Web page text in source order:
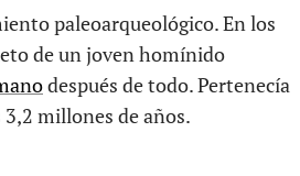
paleoarqueológico. En los
de un joven homínido
después de todo. Pertenecía
millones de años.